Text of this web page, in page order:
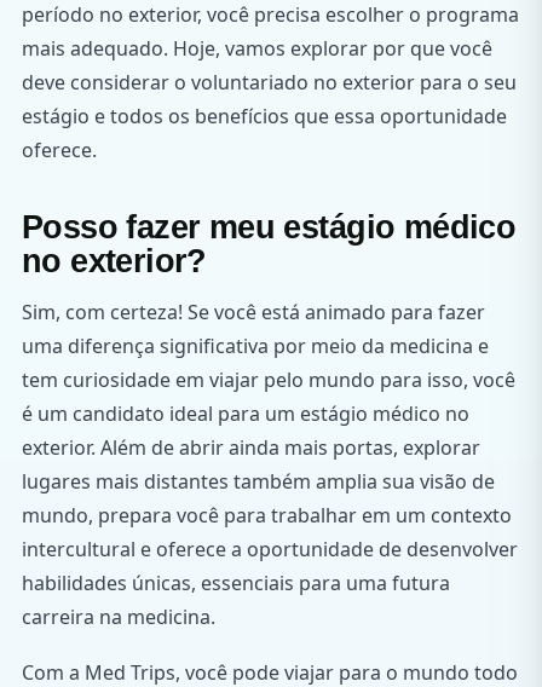
período no exterior, você precisa escolher o programa
mais adequado. Hoje, vamos explorar por que você
deve considerar o voluntariado no exterior para o seu
estágio e todos os benefícios que essa oportunidade
oferece.
Posso fazer meu estágio médico
no exterior?
Sim, com certeza! Se você está animado para fazer
uma diferença significativa por meio da medicina e
tem curiosidade em viajar pelo mundo para isso, você
é um candidato ideal para um estágio médico no
exterior. Além de abrir ainda mais portas, explorar
lugares mais distantes também amplia sua visão de
mundo, prepara você para trabalhar em um contexto
intercultural e oferece a oportunidade de desenvolver
habilidades únicas, essenciais para uma futura
carreira na medicina.
Com a Med Trips, você pode viajar para o mundo todo